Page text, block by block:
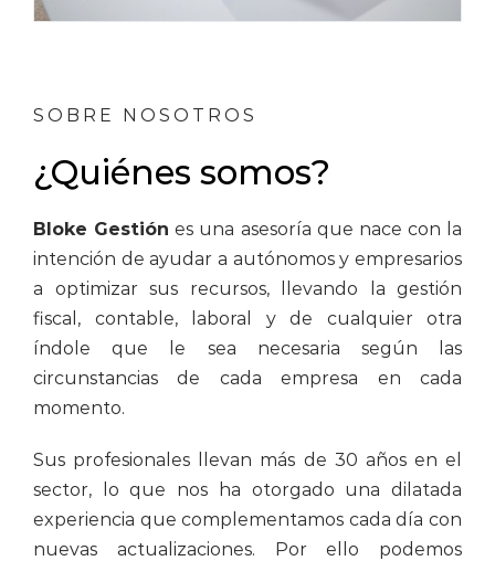
SOBRE NOSOTROS
¿Quiénes somos?
Bloke Gestión es una asesoría que nace con la
intención de ayudar a autónomos y empresarios
a optimizar sus recursos, llevando la gestión
fiscal, contable, laboral y de cualquier otra
índole que le sea necesaria según las
circunstancias de cada empresa en cada
momento.
Sus profesionales llevan más de 30 años en el
sector, lo que nos ha otorgado una dilatada
experiencia que complementamos cada día con
nuevas actualizaciones. Por ello podemos